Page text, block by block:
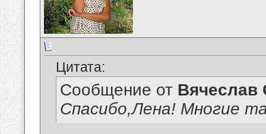
Цитата:
Сообщение от Вячеслав
Спасибо,Лена! Многие